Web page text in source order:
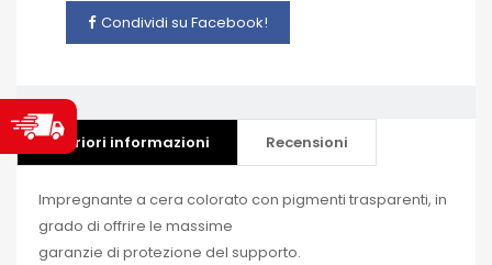
Condividi su Facebook!
Ulteriori informazioni Recensioni
Impregnante a cera colorato con pigmenti trasparenti, in
grado di offrire le massime
garanzie di protezione del supporto.